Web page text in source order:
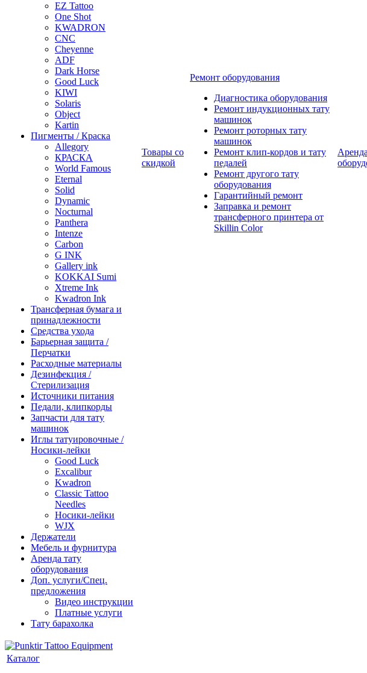
EZ Tattoo
One Shot
KWADRON
CNC
Cheyenne
ADF
Dark Horse
Good Luck
KIWI
Solaris
Object
Kartin
Пигменты / Краска
Allegory
КРАСКА
World Famous
Eternal
Solid
Dynamic
Nocturnal
Panthera
Intenze
Carbon
G INK
Gallery ink
KOKKAI Sumi
Xtreme Ink
Kwadron Ink
Трансферная бумага и
принадлежности
Средства ухода
Барьерная защита /
Перчатки
Расходные материалы
Дезинфекция /
Стерилизация
Источники питания
Педали, клипкорды
Запчасти для тату
машинок
Иглы татуировочные /
Носики-лейки
Good Luck
Excalibur
Kwadron
Classic Tattoo
Needles
Носики-лейки
WJX
Держатели
Мебель и фурнитура
Аренда тату
оборудования
Доп. услуги/Спец.
предложения
Видео инструкции
Платные услуги
Тату барахолка
Товары со
скидкой
Ремонт оборудования
Диагностика оборудования
Ремонт индукционных тату
машинок
Ремонт роторных тату
машинок
Ремонт клип-кордов и тату
педалей
Ремонт другого тату
оборудования
Гарантийный ремонт
Заправка и ремонт
трансферного принтера от
Skillin Color
Аренда
Каталог